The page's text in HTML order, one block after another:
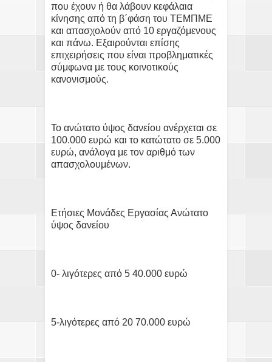
που έχουν ή θα λάβουν κεφάλαια
κίνησης από τη β΄φάση του ΤΕΜΠΜΕ
και απασχολούν από 10 εργαζόμενους
και πάνω. Εξαιρούνται επίσης
επιχειρήσεις που είναι προβληματικές
σύμφωνα με τους κοινοτικούς
κανονισμούς.
Το ανώτατο ύψος δανείου ανέρχεται σε
100.000 ευρώ και το κατώτατο σε 5.000
ευρώ, ανάλογα με τον αριθμό των
απασχολουμένων.
Ετήσιες Μονάδες Εργασίας Ανώτατο
ύψος δανείου
0- λιγότερες από 5 40.000 ευρώ
5-λιγότερες από 20 70.000 ευρώ